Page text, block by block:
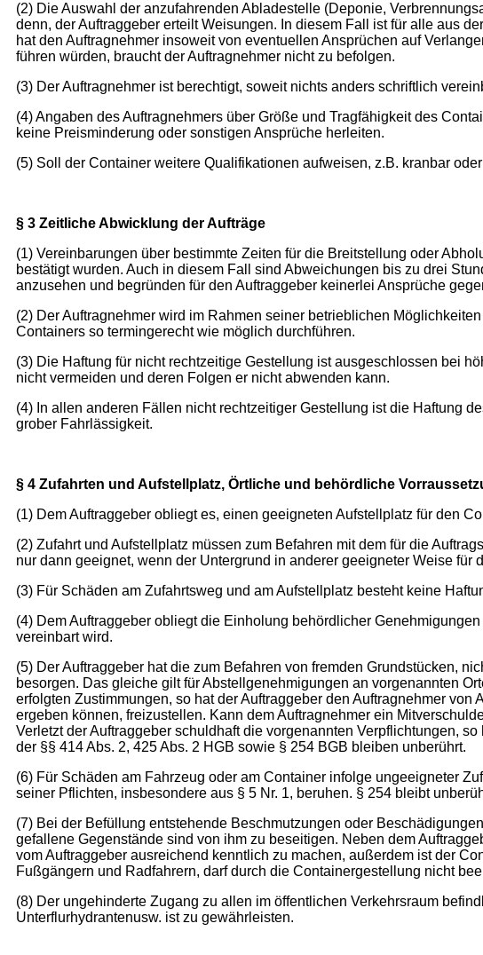
(2) Die Auswahl der anzufahrenden Abladestelle (Deponie,
denn, der Auftraggeber erteilt Weisungen. In diesem Fall ist für alle aus
hat den Auftragnehmer insoweit von eventuellen Ansprüchen auf
führen würden, braucht der Auftragnehmer nicht zu befolgen.
(3) Der Auftragnehmer ist berechtigt, soweit nichts anders schriftlich
(4) Angaben des Auftragnehmers über Größe und Tragfähigkeit des
keine Preisminderung oder sonstigen Ansprüche herleiten.
(5) Soll der Container weitere Qualifikationen aufweisen, z.B. kranbar
§ 3 Zeitliche Abwicklung der Aufträge
(1) Vereinbarungen über bestimmte Zeiten für die Breitstellung oder
bestätigt wurden. Auch in diesem Fall sind Abweichungen bis zu drei
anzusehen und begründen für den Auftraggeber keinerlei Ansprüche
(2) Der Auftragnehmer wird im Rahmen seiner betrieblichen
Containers so termingerecht wie möglich durchführen.
(3) Die Haftung für nicht rechtzeitige Gestellung ist ausgeschlossen bei
nicht vermeiden und deren Folgen er nicht abwenden kann.
(4) In allen anderen Fällen nicht rechtzeitiger Gestellung ist die Haftung
grober Fahrlässigkeit.
§ 4 Zufahrten und Aufstellplatz, Örtliche und behördliche
(1) Dem Auftraggeber obliegt es, einen geeigneten Aufstellplatz für den
(2) Zufahrt und Aufstellplatz müssen zum Befahren mit dem für die
nur dann geeignet, wenn der Untergrund in anderer geeigneter Weise für
(3) Für Schäden am Zufahrtsweg und am Aufstellplatz besteht keine
(4) Dem Auftraggeber obliegt die Einholung behördlicher
vereinbart wird.
(5) Der Auftraggeber hat die zum Befahren von fremden Grundstücken,
besorgen. Das gleiche gilt für Abstellgenehmigungen an vorgenannten
erfolgten Zustimmungen, so hat der Auftraggeber den Auftragnehmer
ergeben können, freizustellen. Kann dem Auftragnehmer ein
Verletzt der Auftraggeber schuldhaft die vorgenannten Verpflichtungen,
der §§ 414 Abs. 2, 425 Abs. 2 HGB sowie § 254 BGB bleiben unberührt.
(6) Für Schäden am Fahrzeug oder am Container infolge ungeeigneter
seiner Pflichten, insbesondere aus § 5 Nr. 1, beruhen. § 254 bleibt
(7) Bei der Befüllung entstehende Beschmutzungen oder
gefallene Gegenstände sind von ihm zu beseitigen. Neben dem
vom Auftraggeber ausreichend kenntlich zu machen, außerdem ist der
Fußgängern und Radfahrern, darf durch die Containergestellung nicht
(8) Der ungehinderte Zugang zu allen im öffentlichen Verkehrsraum
Unterflurhydrantenusw. ist zu gewährleisten.